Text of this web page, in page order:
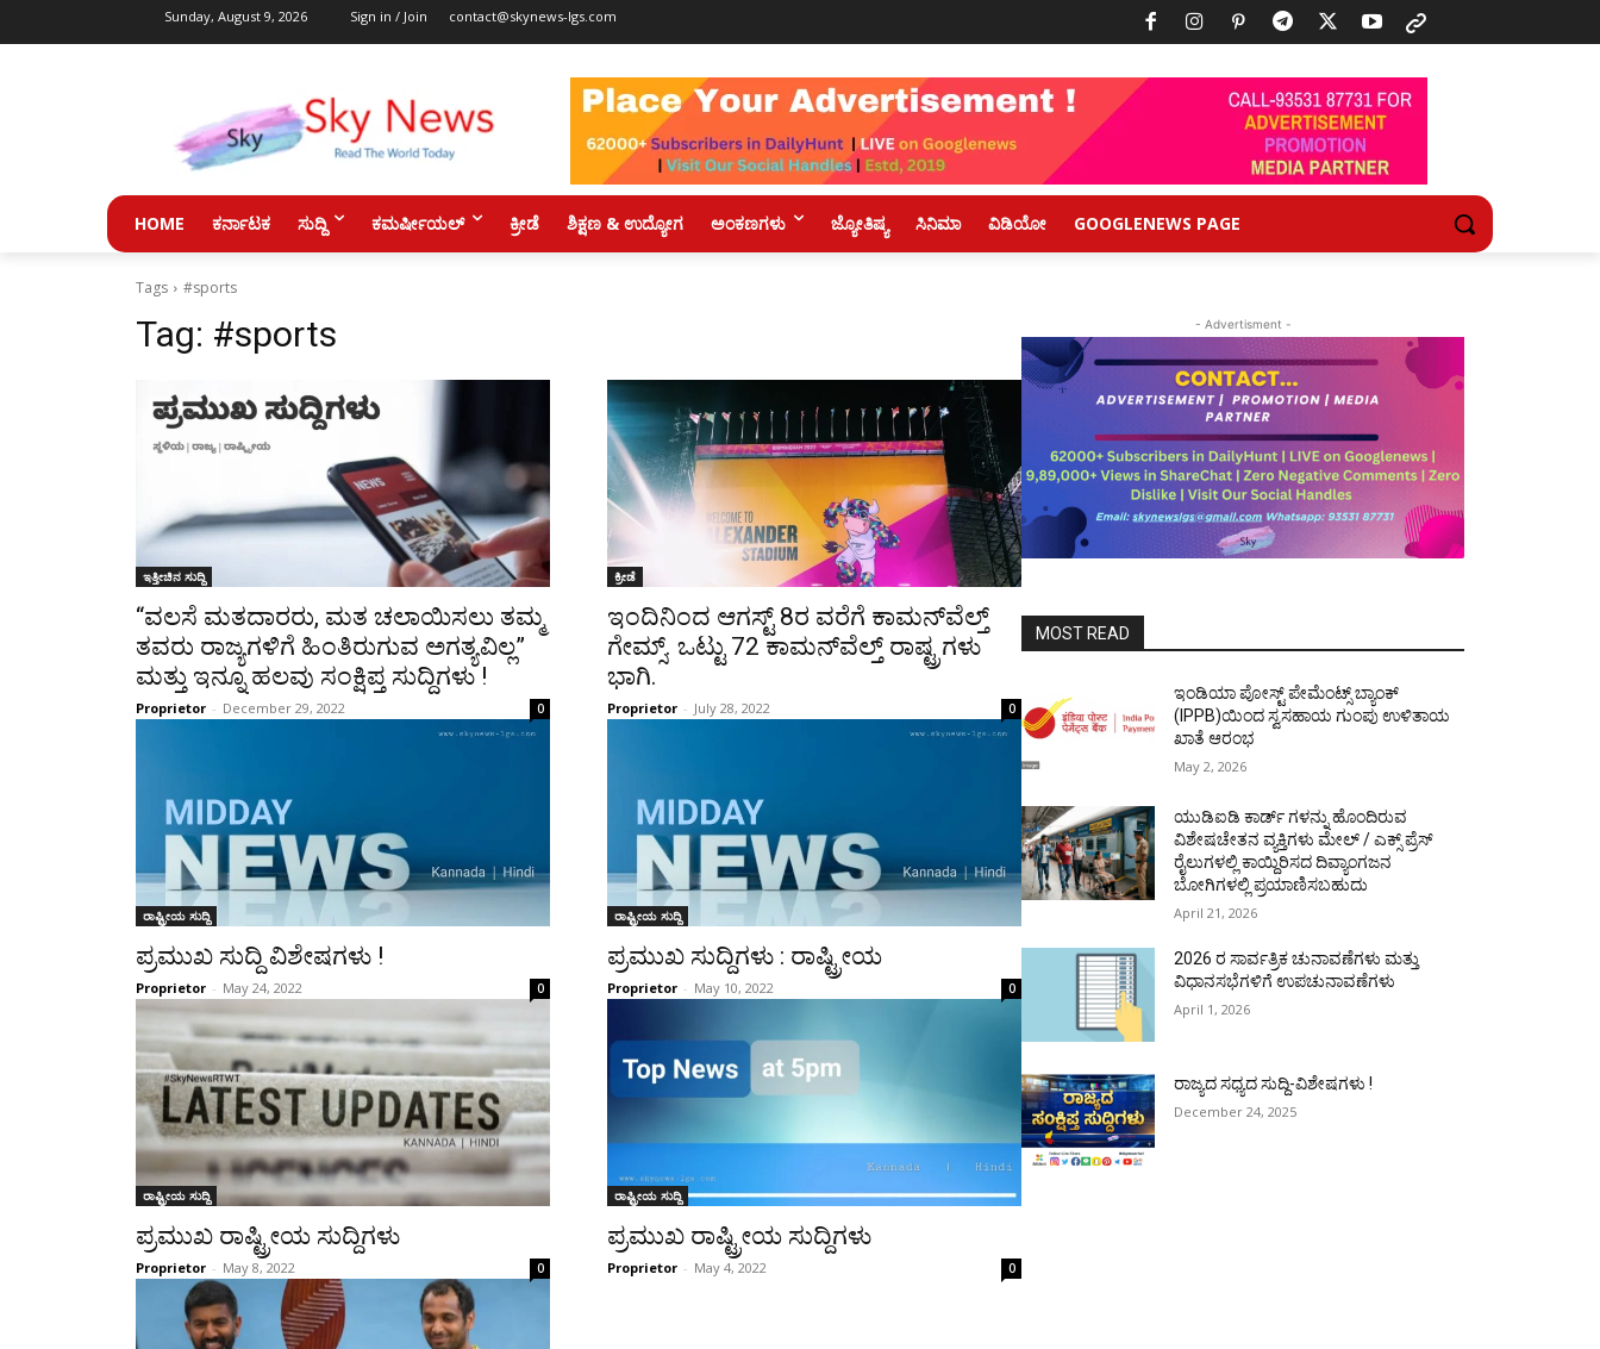
Sunday, August 9, 2026 Sign in / Join contact@skynews-lgs.com
HOME ಕರ್ನಾಟಕ ಸುದ್ದಿ ಕಮರ್ಷೀಯಲ್ ಕ್ರೀಡೆ ಶಿಕ್ಷಣ & ಉದ್ಯೋಗ ಅಂಕಣಗಳು ಜ್ಯೋತಿಷ್ಯ ಸಿನಿಮಾ ವಿಡಿಯೋ GOOGLENEWS PAGE
Tags #sports
Tag: #sports
ಇತ್ತೀಚಿನ ಸುದ್ದಿ
“ವಲಸೆ ಮತದಾರರು, ಮತ ಚಲಾಯಿಸಲು ತಮ್ಮ
ತವರು ರಾಜ್ಯಗಳಿಗೆ ಹಿಂತಿರುಗುವ ಅಗತ್ಯವಿಲ್ಲ”
ಮತ್ತು ಇನ್ನೂ ಹಲವು ಸಂಕ್ಷಿಪ್ತ ಸುದ್ದಿಗಳು !
Proprietor - December 29, 2022 0
ಕ್ರೀಡೆ
ಇಂದಿನಿಂದ ಆಗಸ್ಟ್ 8ರ ವರೆಗೆ ಕಾಮನ್‍ವೆಲ್ತ್
ಗೇಮ್ಸ್. ಒಟ್ಟು 72 ಕಾಮನ್‍ವೆಲ್ತ್ ರಾಷ್ಟ್ರಗಳು
ಭಾಗಿ.
Proprietor - July 28, 2022 0
ರಾಷ್ಟ್ರೀಯ ಸುದ್ದಿ
ಪ್ರಮುಖ ಸುದ್ದಿ ವಿಶೇಷಗಳು !
Proprietor - May 24, 2022 0
ರಾಷ್ಟ್ರೀಯ ಸುದ್ದಿ
ಪ್ರಮುಖ ಸುದ್ದಿಗಳು : ರಾಷ್ಟ್ರೀಯ
Proprietor - May 10, 2022 0
ರಾಷ್ಟ್ರೀಯ ಸುದ್ದಿ
ಪ್ರಮುಖ ರಾಷ್ಟ್ರೀಯ ಸುದ್ದಿಗಳು
Proprietor - May 8, 2022 0
ರಾಷ್ಟ್ರೀಯ ಸುದ್ದಿ
ಪ್ರಮುಖ ರಾಷ್ಟ್ರೀಯ ಸುದ್ದಿಗಳು
Proprietor - May 4, 2022 0
- Advertisment -
MOST READ
ಇಂಡಿಯಾ ಪೋಸ್ಟ್ ಪೇಮೆಂಟ್ಸ್ ಬ್ಯಾಂಕ್
(IPPB)ಯಿಂದ ಸ್ವಸಹಾಯ ಗುಂಪು ಉಳಿತಾಯ
ಖಾತೆ ಆರಂಭ
May 2, 2026
ಯುಡಿಐಡಿ ಕಾರ್ಡ್ ಗಳನ್ನು ಹೊಂದಿರುವ
ವಿಶೇಷಚೇತನ ವ್ಯಕ್ತಿಗಳು ಮೇಲ್ / ಎಕ್ಸ್ ಪ್ರೆಸ್
ರೈಲುಗಳಲ್ಲಿ ಕಾಯ್ದಿರಿಸದ ದಿವ್ಯಾಂಗಜನ
ಬೋಗಿಗಳಲ್ಲಿ ಪ್ರಯಾಣಿಸಬಹುದು
April 21, 2026
2026 ರ ಸಾರ್ವತ್ರಿಕ ಚುನಾವಣೆಗಳು ಮತ್ತು
ವಿಧಾನಸಭೆಗಳಿಗೆ ಉಪಚುನಾವಣೆಗಳು
April 1, 2026
ರಾಜ್ಯದ ಸಧ್ಯದ ಸುದ್ದಿ-ವಿಶೇಷಗಳು !
December 24, 2025